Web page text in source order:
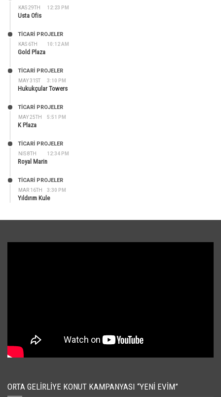
KAS 29TH 12:23 PM
Usta Ofis
KAS 6TH 10:12 AM
TİCARİ PROJELER
Gold Plaza
MAY 31ST 3:10 PM
TİCARİ PROJELER
Hukukçular Towers
MAY 25TH 5:51 PM
TİCARİ PROJELER
K Plaza
NIS 8TH 12:34 PM
TİCARİ PROJELER
Royal Marin
MAR 16TH 3:30 PM
TİCARİ PROJELER
Yıldırım Kule
ORTA GELIRLIYE KONUT KAMPANYASI “YENI EVIM”